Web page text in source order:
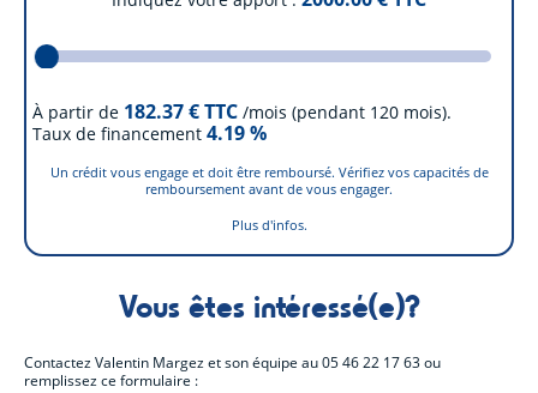
À partir de 182.37€ TTC /mois (pendant 120 mois).
Taux de financement 4.19%
Un crédit vous engage et doit être remboursé. Vérifiez vos capacités de
remboursement avant de vous engager.
Plus d'infos.
Vous êtes intéressé(e)?
ContactezValentin Margez et son équipeau05 46 22 17 63ou
remplissez ce formulaire :